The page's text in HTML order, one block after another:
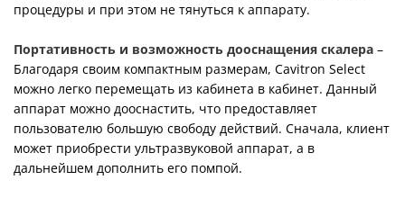
процедуры и при этом не тянуться к аппарату.
Портативность и возможность дооснащения скалера –
Благодаря своим компактным размерам, Cavitron Select
можно легко перемещать из кабинета в кабинет. Данный
аппарат можно дооснастить, что предоставляет
пользователю большую свободу действий. Сначала, клиент
может приобрести ультразвуковой аппарат, а в
дальнейшем дополнить его помпой.